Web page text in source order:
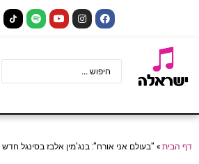
דף הבית» "בעולם אני אורח": בנג'מין אלבז בסינגל חדש